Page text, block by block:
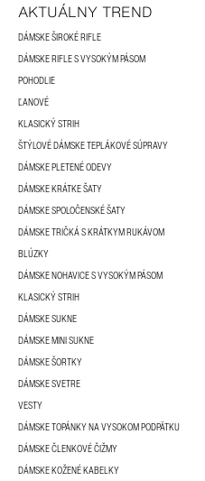
AKTUÁLNY TREND
DÁMSKE ŠIROKÉ RIFLE
DÁMSKE RIFLE S VYSOKÝM PÁSOM
POHODLIE
ĽANOVÉ
KLASICKÝ STRIH
ŠTÝLOVÉ DÁMSKE TEPLÁKOVÉ SÚPRAVY
DÁMSKE PLETENÉ ODEVY
DÁMSKE KRÁTKE ŠATY
DÁMSKE SPOLOČENSKÉ ŠATY
DÁMSKE TRIČKÁ S KRÁTKYM RUKÁVOM
BLÚZKY
DÁMSKE NOHAVICE S VYSOKÝM PÁSOM
KLASICKÝ STRIH
DÁMSKE SUKNE
DÁMSKE MINI SUKNE
DÁMSKE ŠORTKY
DÁMSKE SVETRE
VESTY
DÁMSKE TOPÁNKY NA VYSOKOM PODPÄTKU
DÁMSKE ČLENKOVÉ ČIŽMY
DÁMSKE KOŽENÉ KABELKY